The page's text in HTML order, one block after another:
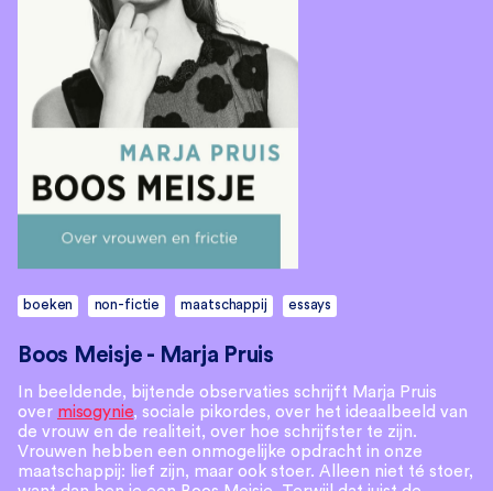
boeken non-fictie maatschappij essays
Boos Meisje - Marja Pruis
In beeldende, bijtende observaties schrijft Marja Pruis
over misogynie, sociale pikordes, over het ideaalbeeld van
de vrouw en de realiteit, over hoe schrijfster te zijn.
Vrouwen hebben een onmogelijke opdracht in onze
maatschappij: lief zijn, maar ook stoer. Alleen niet té stoer,